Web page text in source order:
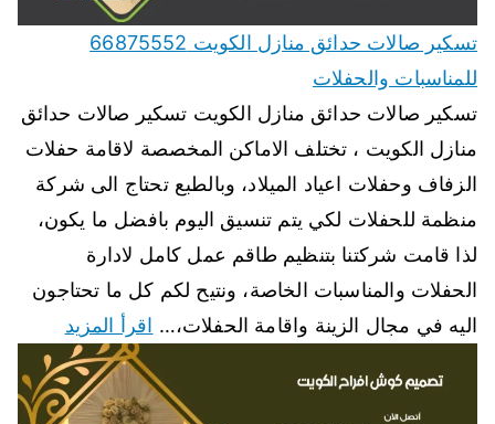
تسكير صالات حدائق منازل الكويت 66875552
للمناسبات والحفلات
تسكير صالات حدائق منازل الكويت تسكير صالات حدائق
منازل الكويت ، تختلف الاماكن المخصصة لاقامة حفلات
الزفاف وحفلات اعياد الميلاد، وبالطبع تحتاج الى شركة
منظمة للحفلات لكي يتم تنسيق اليوم بافضل ما يكون،
لذا قامت شركتنا بتنظيم طاقم عمل كامل لادارة
الحفلات والمناسبات الخاصة، ونتيح لكم كل ما تحتاجون
اليه في مجال الزينة واقامة الحفلات،… اقرأ المزيد